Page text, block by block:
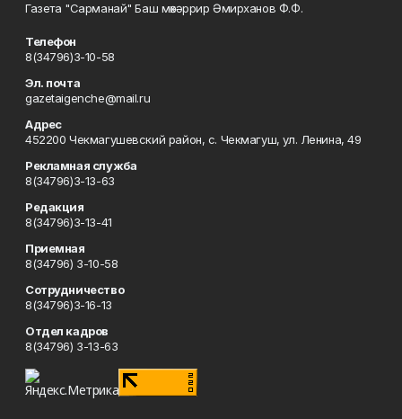
Газета "Сарманай" Баш мөхәррир Әмирханов Ф.Ф.
Телефон
8(34796)3-10-58
Эл. почта
gazetaigenche@mail.ru
Адрес
452200 Чекмагушевский район, с. Чекмагуш, ул. Ленина, 49
Рекламная служба
8(34796)3-13-63
Редакция
8(34796)3-13-41
Приемная
8(34796) 3-10-58
Сотрудничество
8(34796)3-16-13
Отдел кадров
8(34796) 3-13-63